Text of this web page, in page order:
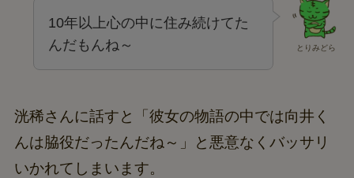
とりみどら
10年以上心の中に住み続けてた
んだもんね～
洸稀さんに話すと「彼女の物語の中では向井く
んは脇役だったんだね～」と悪意なくバッサリ
いかれてしまいます。